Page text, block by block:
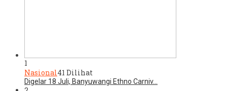
1
Nasional41 Dilihat
Digelar 18 Juli, Banyuwangi Ethno Carniv…